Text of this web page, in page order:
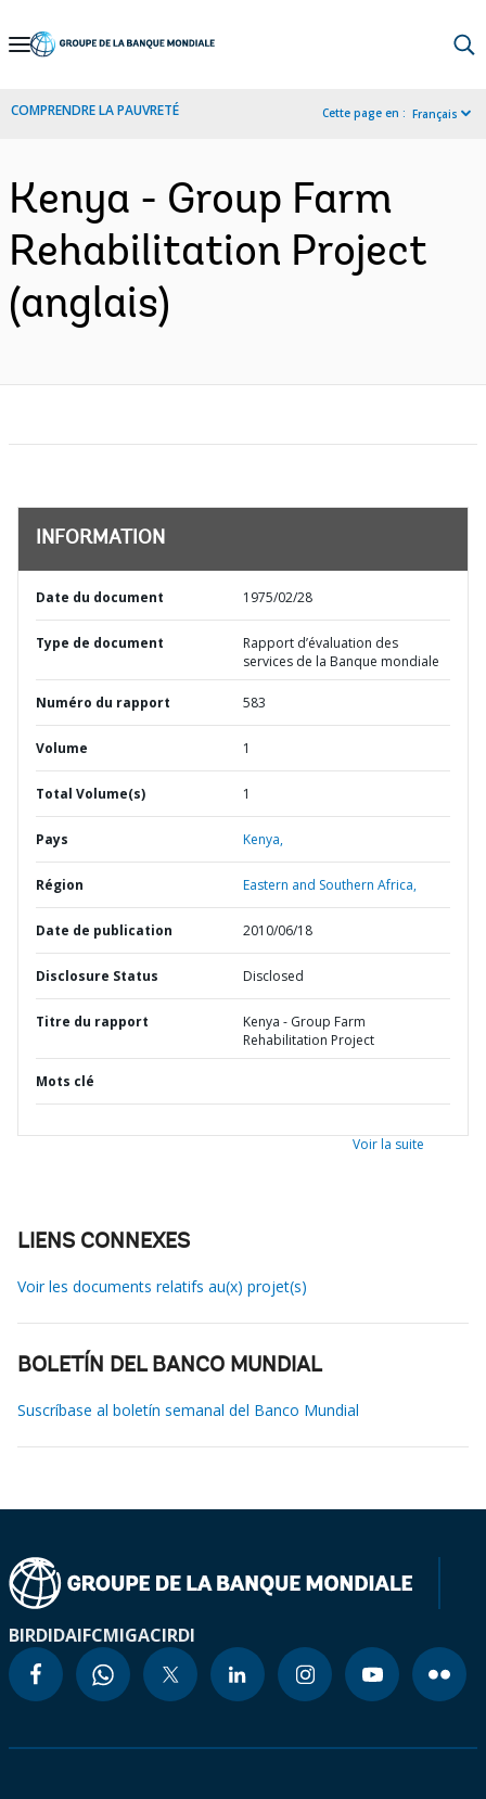
Skip
Navigation
COMPRENDRE LA PAUVRETÉ Cette page en : Français
Kenya - Group Farm
Rehabilitation Project
(anglais)
INFORMATION
Date du document 1975/02/28
Type de document
Rapport d’évaluation des
services de la Banque mondiale
Numéro du rapport 583
Volume 1
Total Volume(s) 1
Pays Kenya,
Région Eastern and Southern Africa,
Date de publication 2010/06/18
Disclosure Status Disclosed
Titre du rapport
Kenya - Group Farm
Rehabilitation Project
Mots clé
Voir la suite
LIENS CONNEXES
Voir les documents relatifs au(x) projet(s)
BOLETÍN DEL BANCO MUNDIAL
Suscríbase al boletín semanal del Banco Mundial
BIRDIDAIFCMIGACIRDI